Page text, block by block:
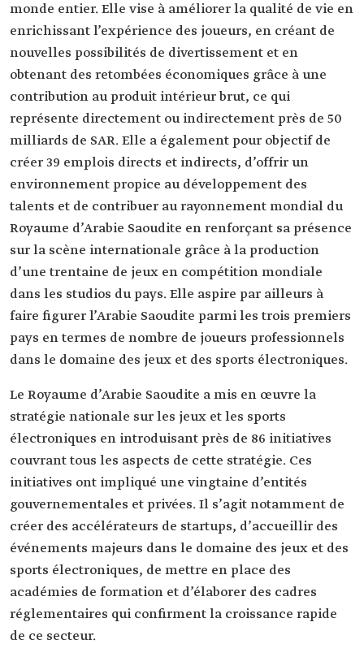
monde entier. Elle vise à améliorer la qualité de vie en
enrichissant l’expérience des joueurs, en créant de
nouvelles possibilités de divertissement et en
obtenant des retombées économiques grâce à une
contribution au produit intérieur brut, ce qui
représente directement ou indirectement près de 50
milliards de SAR. Elle a également pour objectif de
créer 39 emplois directs et indirects, d’offrir un
environnement propice au développement des
talents et de contribuer au rayonnement mondial du
Royaume d’Arabie Saoudite en renforçant sa présence
sur la scène internationale grâce à la production
d’une trentaine de jeux en compétition mondiale
dans les studios du pays. Elle aspire par ailleurs à
faire figurer l’Arabie Saoudite parmi les trois premiers
pays en termes de nombre de joueurs professionnels
dans le domaine des jeux et des sports électroniques.
Le Royaume d’Arabie Saoudite a mis en œuvre la
stratégie nationale sur les jeux et les sports
électroniques en introduisant près de 86 initiatives
couvrant tous les aspects de cette stratégie. Ces
initiatives ont impliqué une vingtaine d’entités
gouvernementales et privées. Il s’agit notamment de
créer des accélérateurs de startups, d’accueillir des
événements majeurs dans le domaine des jeux et des
sports électroniques, de mettre en place des
académies de formation et d’élaborer des cadres
réglementaires qui confirment la croissance rapide
de ce secteur.